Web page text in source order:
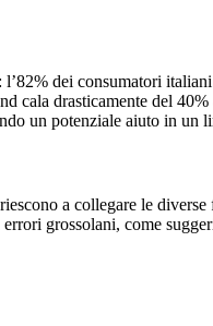
dei consumatori
cala drasticamente del
un potenziale aiuto in un
a collegare le
grossolani, come